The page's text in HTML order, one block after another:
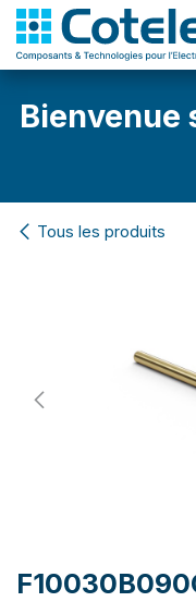
Bienvenue
Tous les produits